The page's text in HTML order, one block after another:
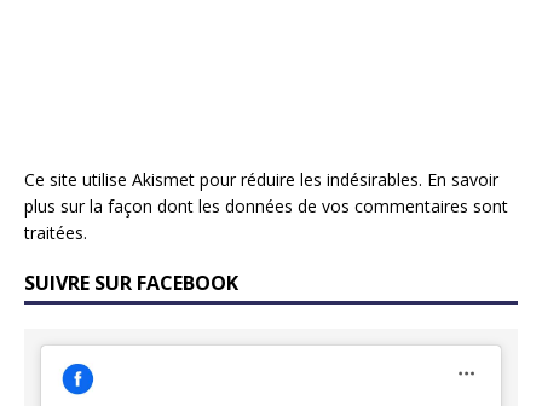
Ce site utilise Akismet pour réduire les indésirables. En savoir
plus sur la façon dont les données de vos commentaires sont
traitées.
SUIVRE SUR FACEBOOK